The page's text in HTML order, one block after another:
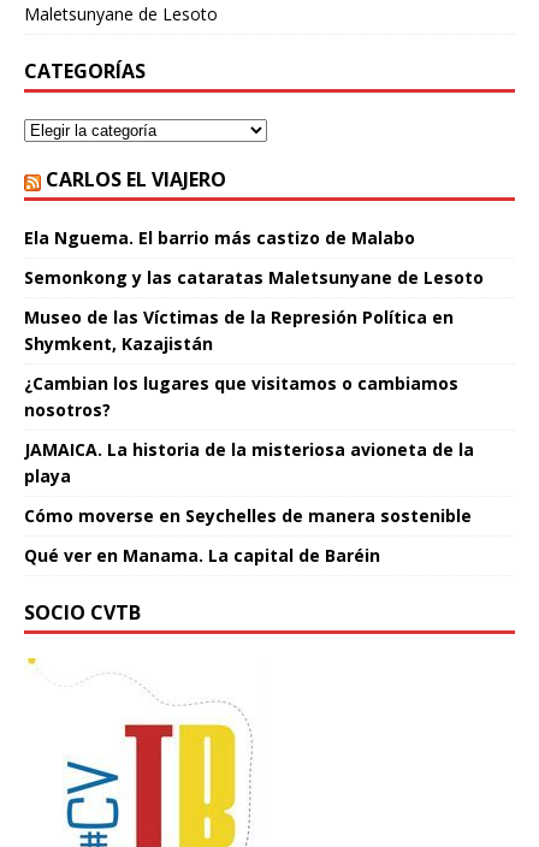
Maletsunyane de Lesoto
CATEGORÍAS
CARLOS EL VIAJERO
Ela Nguema. El barrio más castizo de Malabo
Semonkong y las cataratas Maletsunyane de Lesoto
Museo de las Víctimas de la Represión Política en
Shymkent, Kazajistán
¿Cambian los lugares que visitamos o cambiamos
nosotros?
JAMAICA. La historia de la misteriosa avioneta de la
playa
Cómo moverse en Seychelles de manera sostenible
Qué ver en Manama. La capital de Baréin
SOCIO CVTB